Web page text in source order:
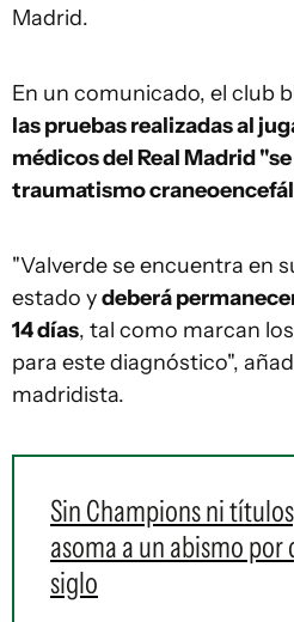
Madrid.
En un comunicado, el club
las pruebas realizadas al
médicos del Real Madrid
traumatismo
"Valverde se encuentra en
estado ydeberá
14 días, tal como marcan
para este diagnóstico",
madridista.
Sin Champions ni
asoma a un abismo por
siglo